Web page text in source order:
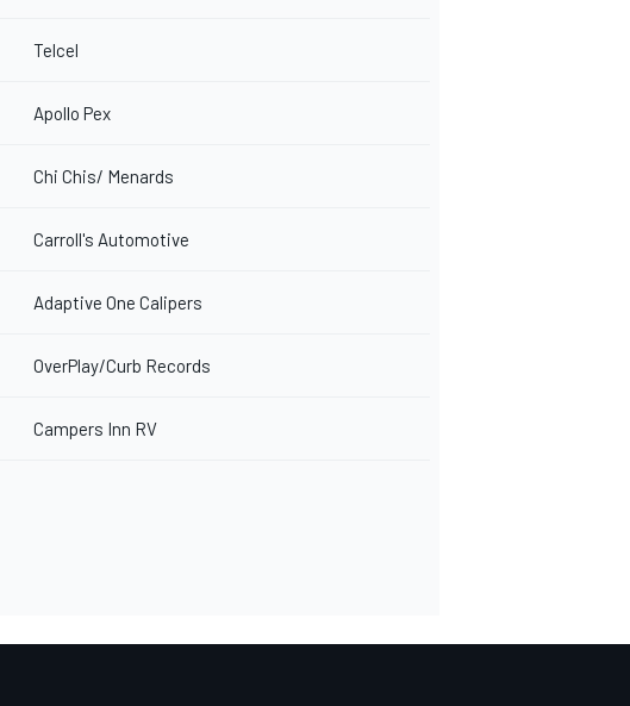
Telcel
Apollo Pex
Chi Chis/ Menards
Carroll's Automotive
Adaptive One Calipers
OverPlay/Curb Records
Campers Inn RV